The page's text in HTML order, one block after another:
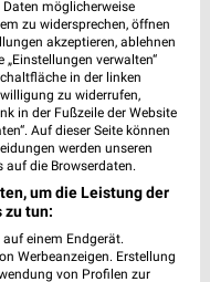
möglicherweise
zu widersprechen, öffnen
akzeptieren, ablehnen
verwalten“
in der linken
zu widerrufen,
in der Fußzeile der Website
Auf dieser Seite können
werden unseren
die Browserdaten.
um die Leistung der
zu tun:
einem Endgerät.
Werbeanzeigen. Erstellung
von Profilen zur